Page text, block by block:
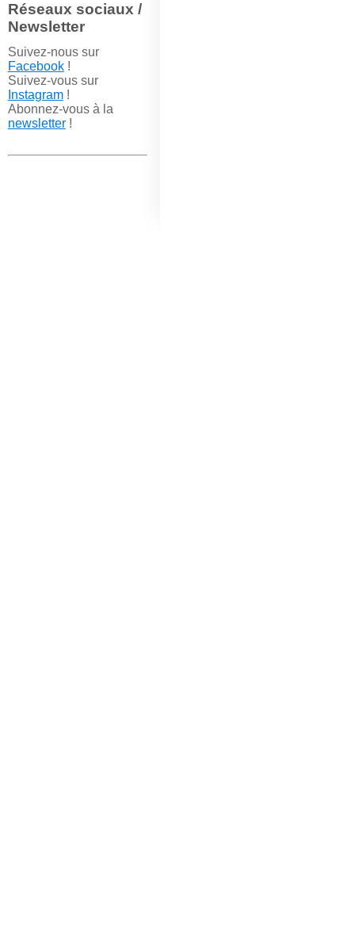
Réseaux sociaux /
Newsletter
Suivez-nous sur
Facebook!
Suivez-vous sur
Instagram!
Abonnez-vous à la
newsletter!